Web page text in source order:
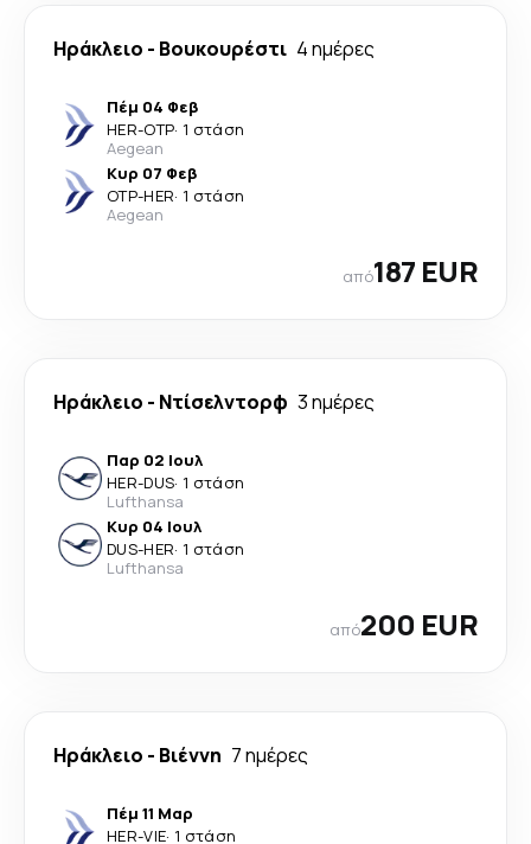
Ηράκλειο - Βουκουρέστι 4 ημέρες
Πέμ 04 Φεβ
HER-OTP· 1 στάση
Aegean
Κυρ 07 Φεβ
OTP-HER· 1 στάση
Aegean
από187 EUR
Ηράκλειο - Ντίσελντορφ 3 ημέρες
Παρ 02 Ιουλ
HER-DUS· 1 στάση
Lufthansa
Κυρ 04 Ιουλ
DUS-HER· 1 στάση
Lufthansa
από200 EUR
Ηράκλειο - Βιέννη 7 ημέρες
Πέμ 11 Μαρ
HER-VIE· 1 στάση